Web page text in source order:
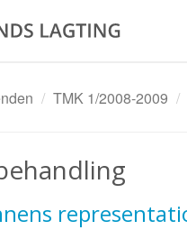
TMK 1/2008-2009